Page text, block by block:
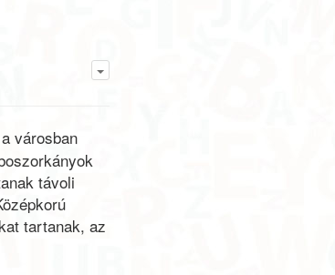
városban
távoli
tartanak, az